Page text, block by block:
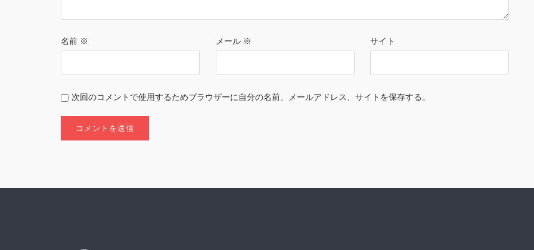
名前 ※ メール ※ サイト
次回のコメントで使用するためブラウザーに自分の名前、メールアドレス、サイトを保存する。